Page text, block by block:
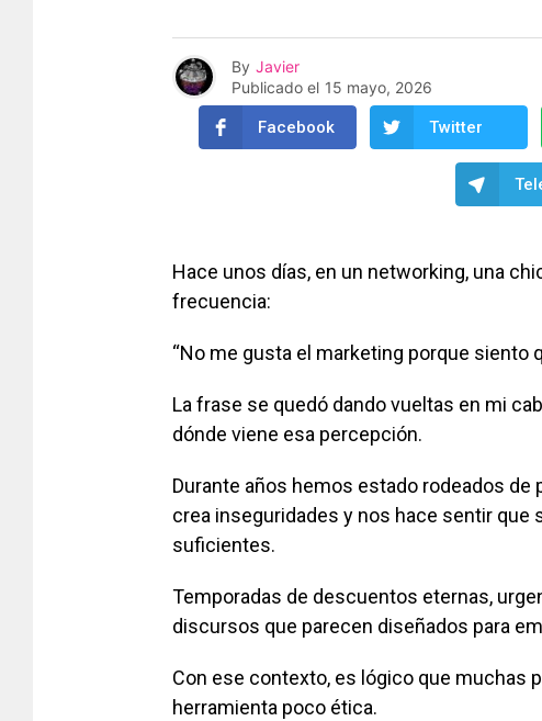
By Javier
Publicado el 15 mayo, 2026
Facebook Twitter
Hace unos días, en un networking, una
frecuencia:
“No me gusta el marketing porque siento
La frase se quedó dando vueltas en mi
dónde viene esa percepción.
Durante años hemos estado rodeados de
crea inseguridades y nos hace sentir que
suficientes.
Temporadas de descuentos eternas,
discursos que parecen diseñados para
Con ese contexto, es lógico que muchas
herramienta poco ética.